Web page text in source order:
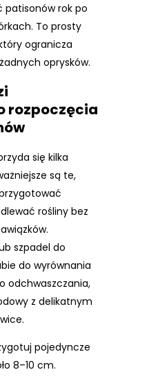
patisonów rok po
To prosty
ogranicza
oprysków.
rozpoczęcia
się kilka
są te,
rośliny bez
szpadel do
do wyrównania
odchwaszczania,
z delikatnym
pojedyncze
8–10 cm.